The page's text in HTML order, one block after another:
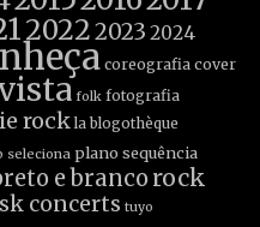
20222023 2024
coreografia cover
folk fotografia
rockla blogothèque
seleciona plano sequência
e branco rock
concerts tuyo